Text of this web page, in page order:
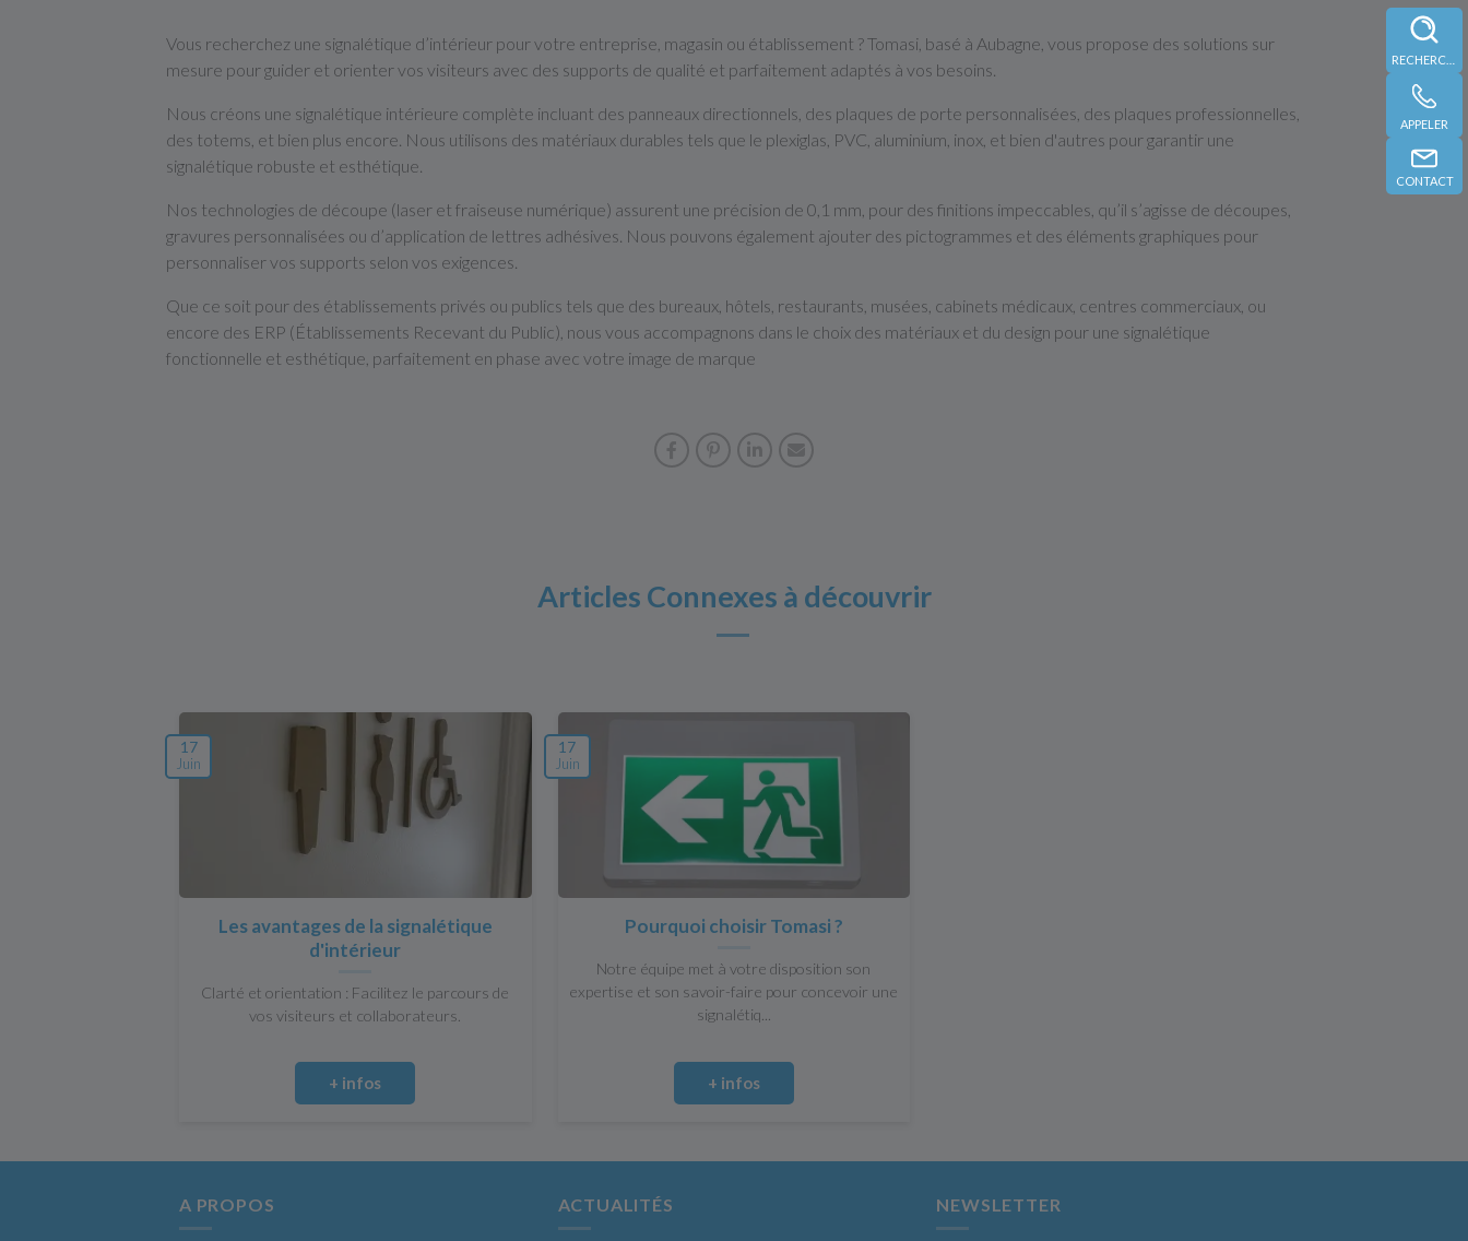
APPELER
CONTACT
Vous recherchez une signalétique d’intérieur pour votre entreprise, magasin ou établissement ? Tomasi, basé à Aubagne, vous propose des solutions sur
mesure pour guider et orienter vos visiteurs avec des supports de qualité et parfaitement adaptés à vos besoins.
Nous créons une signalétique intérieure complète incluant des panneaux directionnels, des plaques de porte personnalisées, des plaques professionnelles,
des totems, et bien plus encore. Nous utilisons des matériaux durables tels que le plexiglas, PVC, aluminium, inox, et bien d'autres pour garantir une
signalétique robuste et esthétique.
Nos technologies de découpe (laser et fraiseuse numérique) assurent une précision de 0,1 mm, pour des finitions impeccables, qu’il s’agisse de découpes,
gravures personnalisées ou d’application de lettres adhésives. Nous pouvons également ajouter des pictogrammes et des éléments graphiques pour
personnaliser vos supports selon vos exigences.
Que ce soit pour des établissements privés ou publics tels que des bureaux, hôtels, restaurants, musées, cabinets médicaux, centres commerciaux, ou
encore des ERP (Établissements Recevant du Public), nous vous accompagnons dans le choix des matériaux et du design pour une signalétique
fonctionnelle et esthétique, parfaitement en phase avec votre image de marque
Articles Connexes à découvrir
17
Juin
Les avantages de la signalétique
d'intérieur
Clarté et orientation : Facilitez le parcours de
vos visiteurs et collaborateurs.
+ infos
17
Juin
Pourquoi choisir Tomasi ?
Notre équipe met à votre disposition son
expertise et son savoir-faire pour concevoir une
signalétiq...
+ infos
A PROPOS ACTUALITÉS NEWSLETTER